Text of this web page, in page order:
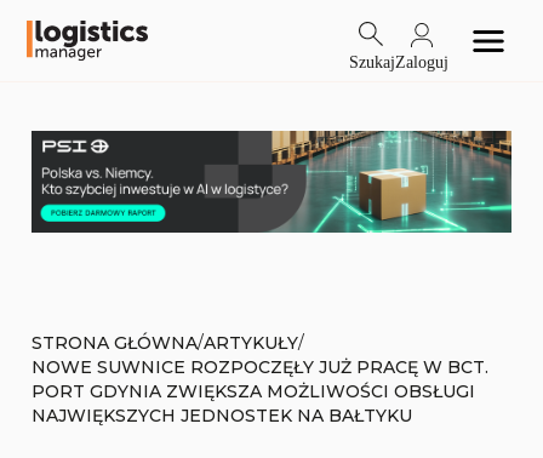
SzukajZaloguj
STRONA GŁÓWNA/ARTYKUŁY/
NOWE SUWNICE ROZPOCZĘŁY JUŻ PRACĘ W BCT.
PORT GDYNIA ZWIĘKSZA MOŻLIWOŚCI OBSŁUGI
NAJWIĘKSZYCH JEDNOSTEK NA BAŁTYKU